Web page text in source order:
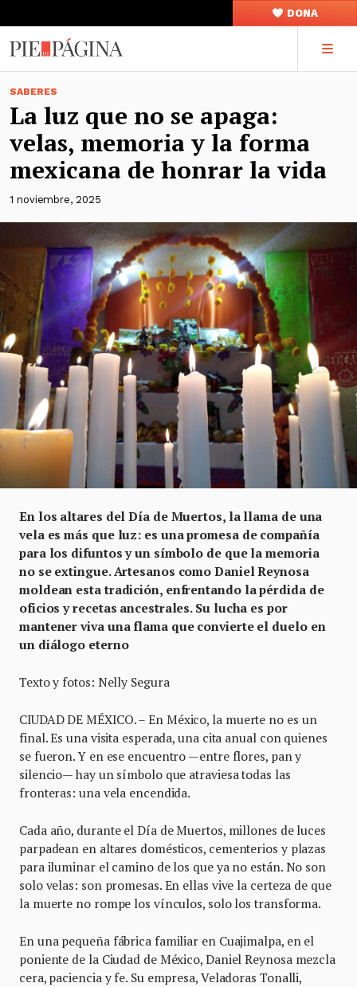
DONA
SABERES
La luz que no se apaga:
velas, memoria y la forma
mexicana de honrar la vida
1 noviembre, 2025
En los altares del Día de Muertos, la llama de una
vela es más que luz: es una promesa de compañía
para los difuntos y un símbolo de que la memoria
no se extingue. Artesanos como Daniel Reynosa
moldean esta tradición, enfrentando la pérdida de
oficios y recetas ancestrales. Su lucha es por
mantener viva una flama que convierte el duelo en
un diálogo eterno
Texto y fotos: Nelly Segura
CIUDAD DE MÉXICO. – En México, la muerte no es un
final. Es una visita esperada, una cita anual con quienes
se fueron. Y en ese encuentro —entre flores, pan y
silencio— hay un símbolo que atraviesa todas las
fronteras: una vela encendida.
Cada año, durante el Día de Muertos, millones de luces
parpadean en altares domésticos, cementerios y plazas
para iluminar el camino de los que ya no están. No son
solo velas: son promesas. En ellas vive la certeza de que
la muerte no rompe los vínculos, solo los transforma.
En una pequeña fábrica familiar en Cuajimalpa, en el
poniente de la Ciudad de México, Daniel Reynosa mezcla
cera, paciencia y fe. Su empresa, Veladoras Tonalli,